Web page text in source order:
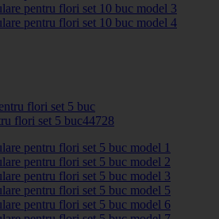
flori set 5 buc44728